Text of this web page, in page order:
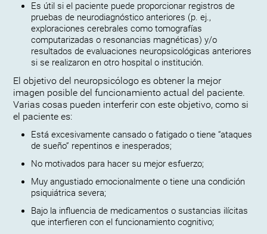
Es útil si el paciente puede proporcionar registros de
pruebas de neurodiagnóstico anteriores (p. ej.,
exploraciones cerebrales como tomografías
computarizadas o resonancias magnéticas) y/o
resultados de evaluaciones neuropsicológicas anteriores
si se realizaron en otro hospital o institución.
El objetivo del neuropsicólogo es obtener la mejor
imagen posible del funcionamiento actual del paciente.
Varias cosas pueden interferir con este objetivo, como si
el paciente es:
Está excesivamente cansado o fatigado o tiene “ataques
de sueño” repentinos e inesperados;
No motivados para hacer su mejor esfuerzo;
Muy angustiado emocionalmente o tiene una condición
psiquiátrica severa;
Bajo la influencia de medicamentos o sustancias ilícitas
que interfieren con el funcionamiento cognitivo;